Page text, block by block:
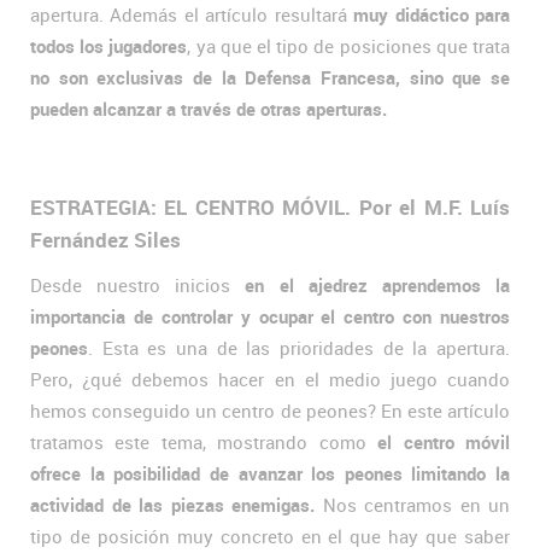
apertura. Además el artículo resultará muy didáctico para
todos los jugadores, ya que el tipo de posiciones que trata
no son exclusivas de la Defensa Francesa, sino que se
pueden alcanzar a través de otras aperturas.
ESTRATEGIA: EL CENTRO MÓVIL. Por el M.F. Luís
Fernández Siles
Desde nuestro iniciosen el ajedrez aprendemos la
importancia de controlar y ocupar el centro con nuestros
peones . Esta es una de las prioridades de la apertura.
Pero, ¿qué debemos hacer en el medio juego cuando
hemos conseguido un centro de peones? En este artículo
tratamos este tema, mostrando comoel centro móvil
ofrece la posibilidad de avanzar los peones limitando la
actividad de las piezas enemigas. Nos centramos en un
tipo de posición muy concreto en el que hay que saber